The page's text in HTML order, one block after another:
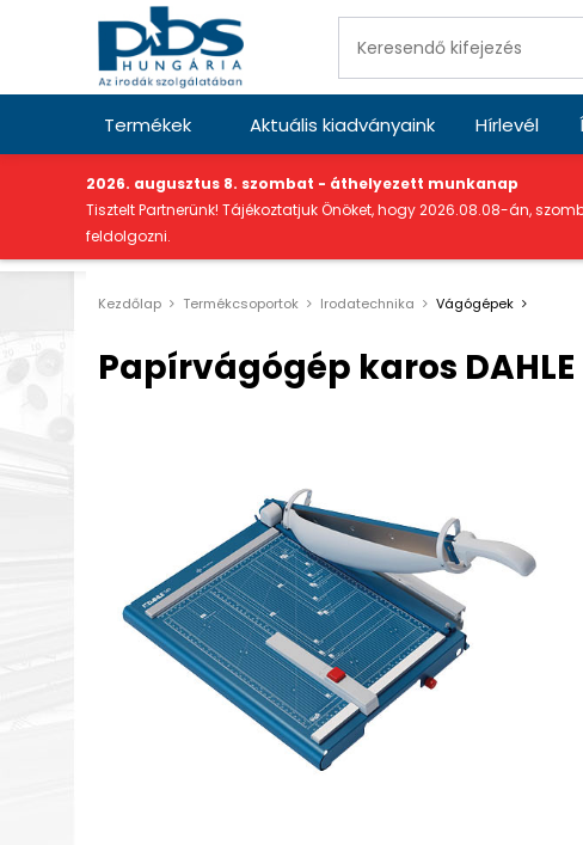
Termékek Aktuális kiadványaink Hírlevél
2026. augusztus 8. szombat - áthelyezett munkanap
Tisztelt Partnerünk! Tájékoztatjuk Önöket, hogy 2026.08.08-án,
feldolgozni.
Kezdőlap Termékcsoportok Irodatechnika Vágógépek
Papírvágógép karos